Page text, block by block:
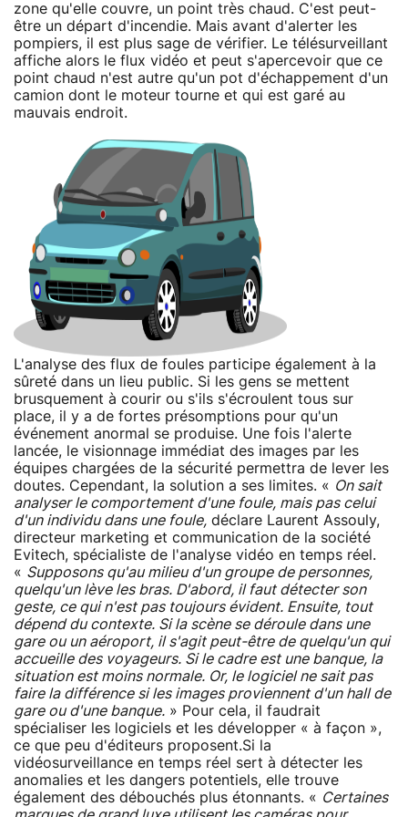
zone qu'elle couvre, un point très chaud. C'est peut-
être un départ d'incendie. Mais avant d'alerter les
pompiers, il est plus sage de vérifier. Le télésurveillant
affiche alors le flux vidéo et peut s'apercevoir que ce
point chaud n'est autre qu'un pot d'échappement d'un
camion dont le moteur tourne et qui est garé au
mauvais endroit.
L'analyse des flux de foules participe également à la
sûreté dans un lieu public. Si les gens se mettent
brusquement à courir ou s'ils s'écroulent tous sur
place, il y a de fortes présomptions pour qu'un
événement anormal se produise. Une fois l'alerte
lancée, le visionnage immédiat des images par les
équipes chargées de la sécurité permettra de lever les
doutes. Cependant, la solution a ses limites. « On sait
analyser le comportement d'une foule, mais pas celui
d'un individu dans une foule, déclare Laurent Assouly,
directeur marketing et communication de la société
Evitech, spécialiste de l'analyse vidéo en temps réel.
« Supposons qu'au milieu d'un groupe de personnes,
quelqu'un lève les bras. D'abord, il faut détecter son
geste, ce qui n'est pas toujours évident. Ensuite, tout
dépend du contexte. Si la scène se déroule dans une
gare ou un aéroport, il s'agit peut-être de quelqu'un qui
accueille des voyageurs. Si le cadre est une banque, la
situation est moins normale. Or, le logiciel ne sait pas
faire la différence si les images proviennent d'un hall de
gare ou d'une banque. » Pour cela, il faudrait
spécialiser les logiciels et les développer « à façon »,
ce que peu d'éditeurs proposent.Si la
vidéosurveillance en temps réel sert à détecter les
anomalies et les dangers potentiels, elle trouve
également des débouchés plus étonnants. « Certaines